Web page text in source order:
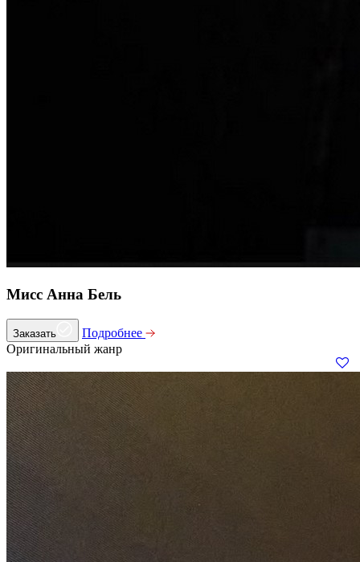
Мисс Анна Бель
Заказать
Подробнее
Оригинальный жанр